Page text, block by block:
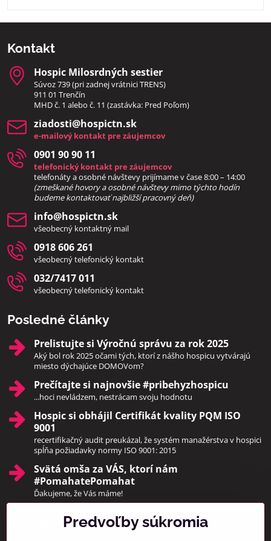
Kontakt
Hospic Milosrdných sestier
Súvoz 739 (pri zadnej vrátnici TRENS)
911 01 Trenčín
MHD č. 1 alebo č. 11 (zastávka: Pred Poľom)
ziadosti​@hospictn​.sk
e-mailový kontakt pre záujemcov
0901 90 90 11
telefonický kontakt pre záujemcov
telefonáty a osobné návštevy prijímame v čase 8:00 – 14:00
(zmeškané hovory a osobné návštevy mimo týchto hodín
budeme kontaktovať najbližší pracovný deň)
info​@hospictn​.sk
všeobecný kontaktný mail
0918 606 261
všeobecný telefonický kontakt
032/7417 011
všeobecný telefonický kontakt
Posledné články
Prelistujte si Výročnú správu za rok 2025
Aký bol rok 2025 očami tých, ktorí z nášho hospicu vytvárajú
miesto dýchajúce DOMOVom?
Prečítajte si najnovšie #pribehyzhospicu
...hoci nevládzem, nestrácam svoju hodnotu
Hospic si obhájil Certifikát kvality PQM ISO
9001
recertifikačný audit preukázal, že systém manažérstva v hospici
spĺňa požiadavky normy ISO 9001: 2015
Svätá omša za VÁS, ktorí nám
#PomahatePomahat
Ďakujeme, že Vás máme!
Pridajte sa k námPredvoľby súkromia